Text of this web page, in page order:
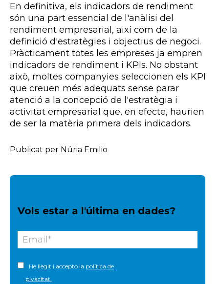
En definitiva, els indicadors de rendiment
són una part essencial de l'anàlisi del
rendiment empresarial, així com de la
definició d'estratègies i objectius de negoci.
Pràcticament totes les empreses ja empren
indicadors de rendiment i KPIs. No obstant
això, moltes companyies seleccionen els KPI
que creuen més adequats sense parar
atenció a la concepció de l'estratègia i
activitat empresarial que, en efecte, haurien
de ser la matèria primera dels indicadors.
Publicat per Núria Emilio
Vols estar a l'última en dades?
He llegit i accepto la política de
pivacitat.